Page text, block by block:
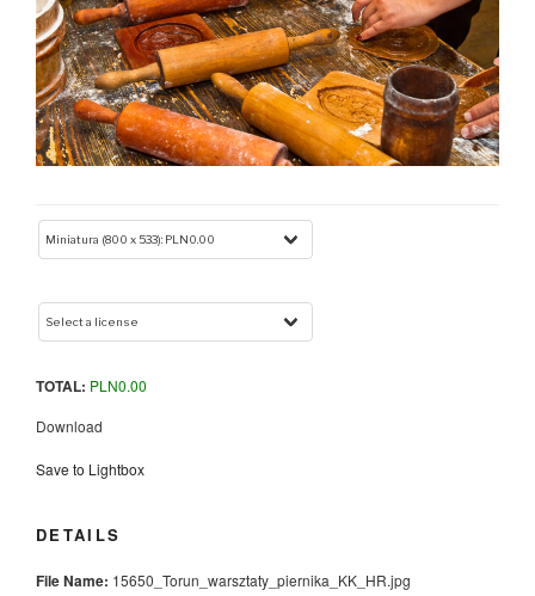
TOTAL: PLN0.00
Download
Save to Lightbox
DETAILS
File Name: 15650_Torun_warsztaty_piernika_KK_HR.jpg